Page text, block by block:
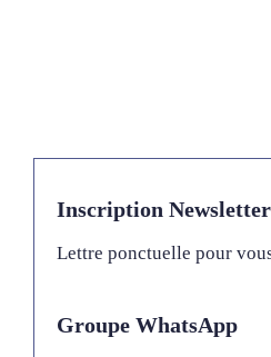
Inscription Newsletter
Lettre ponctuelle pour
Groupe WhatsApp